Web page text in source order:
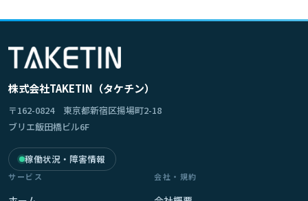
株式会社TAKETIN（タケチン）
〒162-0824 東京都新宿区揚場町2-18
ブリエ飯田橋ビル6F
稼働状況・障害情報
サービス 会社・規約